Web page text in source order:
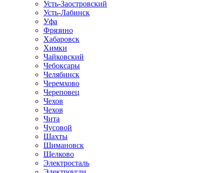
Усть-Заостровский
Усть-Лабинск
Уфа
Фрязино
Хабаровск
Химки
Чайковский
Чебоксары
Челябинск
Черемхово
Череповец
Чехов
Чехов
Чита
Чусовой
Шахты
Шимановск
Щелково
Электросталь